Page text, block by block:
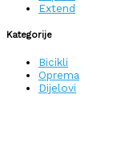
Extend
Kategorije
Bicikli
Oprema
Dijelovi